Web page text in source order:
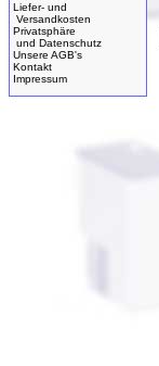
Liefer- und
Versandkosten
Privatsphäre
und Datenschutz
Unsere AGB's
Kontakt
Impressum